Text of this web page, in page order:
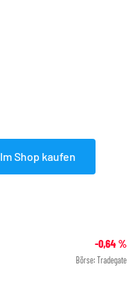
Im Shop kaufen
-0,64%
Börse: Tradegate